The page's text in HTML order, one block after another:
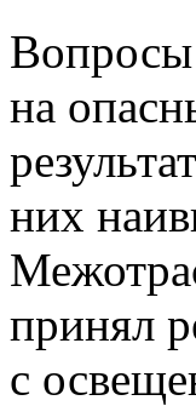
Вопросы
на
них
принял
с